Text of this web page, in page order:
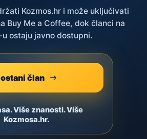
Kozmos.hr i može uključivati
Buy Me a Coffee, dok članci na
u ostaju javno dostupni.
član
Više znanosti. Više
Kozmosa.hr.